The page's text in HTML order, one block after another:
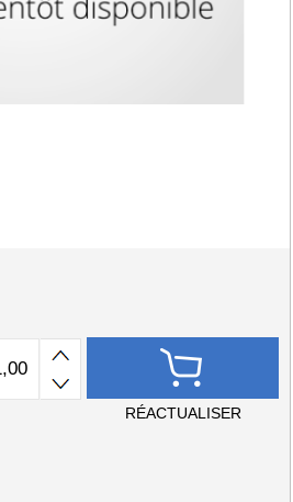
RÉACTUALISER